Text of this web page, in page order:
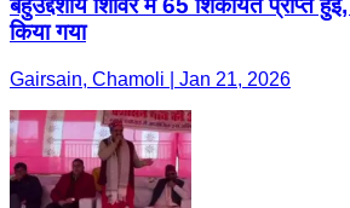
बहुउद्देशीय शिविर में 65 शिकायतें प्राप्त
किया गया
Gairsain, Chamoli | Jan 21, 2026